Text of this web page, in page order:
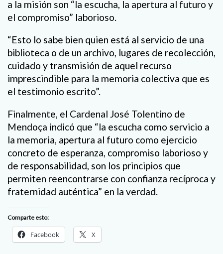
a la misión son “la escucha, la apertura al futuro y
el compromiso” laborioso.
“Esto lo sabe bien quien está al servicio de una
biblioteca o de un archivo, lugares de recolección,
cuidado y transmisión de aquel recurso
imprescindible para la memoria colectiva que es
el testimonio escrito”.
Finalmente, el Cardenal José Tolentino de
Mendoça indicó que “la escucha como servicio a
la memoria, apertura al futuro como ejercicio
concreto de esperanza, compromiso laborioso y
de responsabilidad, son los principios que
permiten reencontrarse con confianza recíproca y
fraternidad auténtica” en la verdad.
Comparte esto:
Facebook X